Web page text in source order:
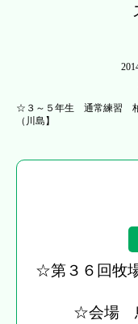
☆３～５年生 通常練習
（川島】
☆第３６回牧
☆会場